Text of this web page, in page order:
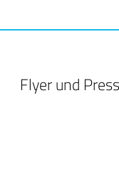
Flyer und